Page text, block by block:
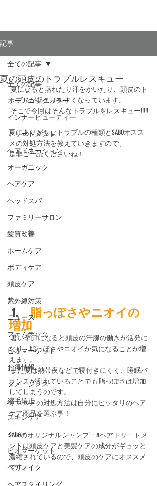
記事
全ての記事
オーガニックカラー
インナービューティー
トリートメント
ヘアドネーション
オーガニック
ヘアケア
ヘッドスパ
ファミリーサロン
髪質改善
ホームケア
ボディケア
頭皮ケア
紫外線対策
ニュース
フェムテック
ビオマーケット
お得情報
ダメージレス
縮毛矯正
スキンケア
クレイ
ビオマーケット
ヘアメイク
ヘアスタイリング
全ての記事
夏の頭皮のトラブルレスキュー
夏になると蒸れたり汗をかいたり、頭皮のト
ラブルが起こりやすくなっています。
そこで今回はそんなトラブルをレスキュー!!!!!
夏にありがちなトラブルの種類とSABOオスス
メの対処方法を教えていきますので、
是非ご一読くださいね！
1. 脂っぽさやニオイの
増加
暑い季節になると頭皮の汗腺の働きが活発に
なり、脂っぽさやニオイが気になることが増
えます。
また夏は熱帯夜などで寝付きにくく、睡眠バ
ランスが乱れていることでも脂っぽさは増加
してしまうのです。
オススメの対処方法は自分にピッタリのヘア
ケア商品を選ぶ事！
SABOのオリジナルシャンプー&ヘアトリートメ
ントは頭皮ケアと美髪ケアの成分がギュッと
濃縮されているので、頭皮のケアにオススメ
です。